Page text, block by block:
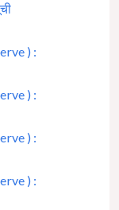
) :
) :
) :
) :